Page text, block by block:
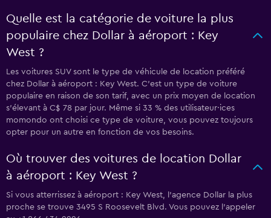
Quelle est la catégorie de voiture la plus
populaire chez Dollar à aéroport : Key
West ?
Les voitures SUV sont le type de véhicule de location préféré
chez Dollar à aéroport : Key West. C'est un type de voiture
populaire en raison de son tarif, avec un prix moyen de location
s'élevant à C$ 78 par jour. Même si 33 % des utilisateur·ices
momondo ont choisi ce type de voiture, vous pouvez toujours
opter pour un autre en fonction de vos besoins.
Où trouver des voitures de location Dollar
à aéroport : Key West ?
Si vous atterrissez à aéroport : Key West, l’agence Dollar la plus
proche se trouve 3495 S Roosevelt Blvd. Vous pouvez l’appeler